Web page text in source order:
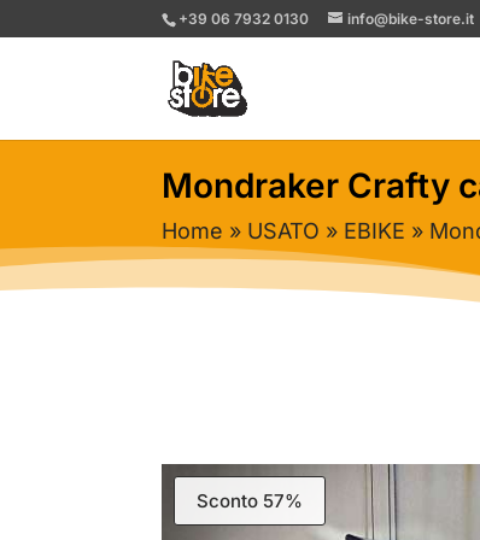
+39 06 7932 0130 info@bike-store.it
Mondraker Crafty
Home » USATO » EBIKE »
Sconto 57%